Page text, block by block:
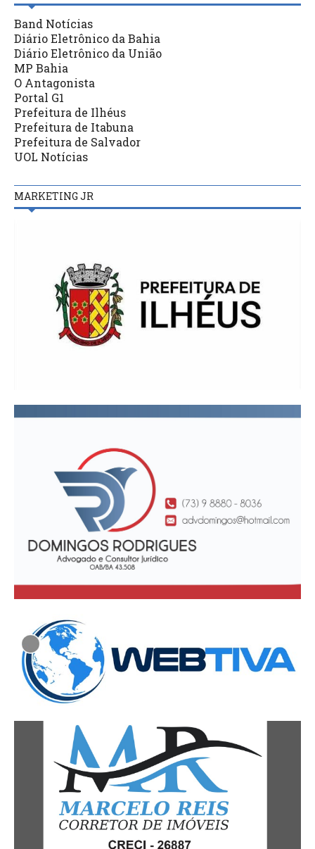
Band Notícias
Diário Eletrônico da Bahia
Diário Eletrônico da União
MP Bahia
O Antagonista
Portal G1
Prefeitura de Ilhéus
Prefeitura de Itabuna
Prefeitura de Salvador
UOL Notícias
MARKETING JR